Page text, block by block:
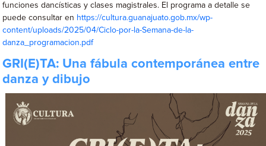
funciones dancísticas y clases magistrales. El programa a detalle se
puede consultar en https://cultura.guanajuato.gob.mx/wp-
content/uploads/2025/04/Ciclo-por-la-Semana-de-la-
danza_programacion.pdf
GRI(E)TA: Una fábula contemporánea entre
danza y dibujo